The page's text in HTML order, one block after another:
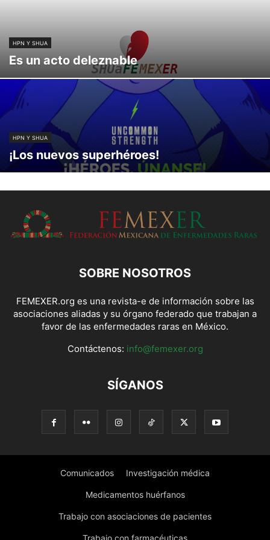
HPN Y SHUA
Es un acto deleznable
HPN Y SHUA
¡Los nuevos superhéroes!
SOBRE NOSOTROS
FEMEXER.org es una revista-e de información sobre las
asociaciones aliadas y su órgano federado que trabajan a
favor de las enfermedades raras en México.
Contáctenos: info@femexer.org
SÍGANOS
Comunicados Investigación médica
Medicamentos huérfanos
Trabajo con asociaciones de pacientes
Trabajo con farmacéuticas